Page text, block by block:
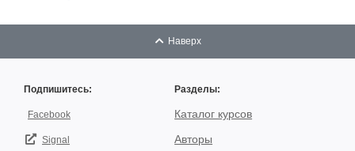
Наверх
Подпишитесь:
Facebook
Signal
Разделы:
Каталог курсов
Авторы